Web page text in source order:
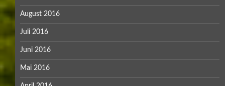
August 2016
Juli 2016
Juni 2016
Mai 2016